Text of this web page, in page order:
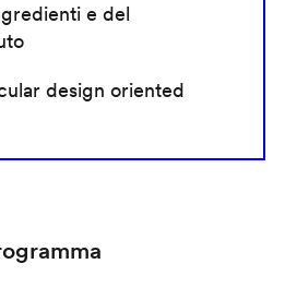
e del
design oriented